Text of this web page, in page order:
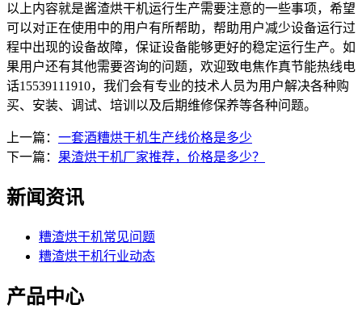
以上内容就是酱渣烘干机运行生产需要注意的一些事项，希望
可以对正在使用中的用户有所帮助，帮助用户减少设备运行过
程中出现的设备故障，保证设备能够更好的稳定运行生产。如
果用户还有其他需要咨询的问题，欢迎致电焦作真节能热线电
话15539111910，我们会有专业的技术人员为用户解决各种购
买、安装、调试、培训以及后期维修保养等各种问题。
上一篇： 一套酒糟烘干机生产线价格是多少
下一篇： 果渣烘干机厂家推荐，价格是多少？
新闻资讯
糟渣烘干机常见问题
糟渣烘干机行业动态
产品中心